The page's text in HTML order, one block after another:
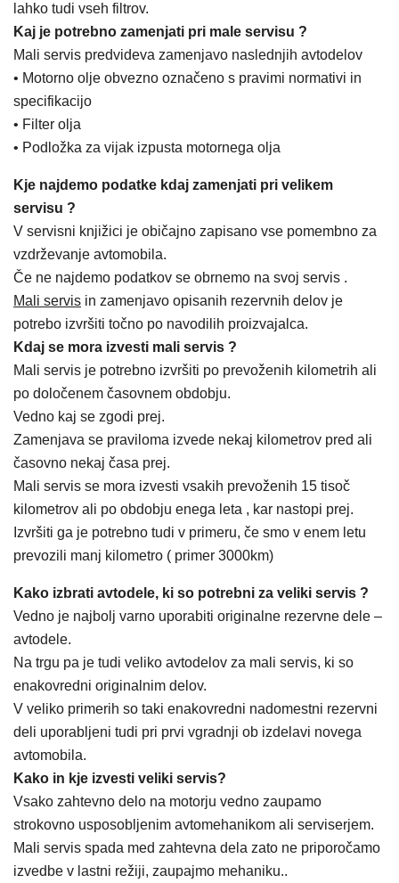
lahko tudi vseh filtrov.
Kaj je potrebno zamenjati pri male servisu ?
Mali servis predvideva zamenjavo naslednjih avtodelov
• Motorno olje obvezno označeno s pravimi normativi in
specifikacijo
• Filter olja
• Podložka za vijak izpusta motornega olja
Kje najdemo podatke kdaj zamenjati pri velikem
servisu ?
V servisni knjižici je običajno zapisano vse pomembno za
vzdrževanje avtomobila.
Če ne najdemo podatkov se obrnemo na svoj servis .
Mali servis in zamenjavo opisanih rezervnih delov je
potrebo izvršiti točno po navodilih proizvajalca.
Kdaj se mora izvesti mali servis ?
Mali servis je potrebno izvršiti po prevoženih kilometrih ali
po določenem časovnem obdobju.
Vedno kaj se zgodi prej.
Zamenjava se praviloma izvede nekaj kilometrov pred ali
časovno nekaj časa prej.
Mali servis se mora izvesti vsakih prevoženih 15 tisoč
kilometrov ali po obdobju enega leta , kar nastopi prej.
Izvršiti ga je potrebno tudi v primeru, če smo v enem letu
prevozili manj kilometro ( primer 3000km)
Kako izbrati avtodele, ki so potrebni za veliki servis ?
Vedno je najbolj varno uporabiti originalne rezervne dele –
avtodele.
Na trgu pa je tudi veliko avtodelov za mali servis, ki so
enakovredni originalnim delov.
V veliko primerih so taki enakovredni nadomestni rezervni
deli uporabljeni tudi pri prvi vgradnji ob izdelavi novega
avtomobila.
Kako in kje izvesti veliki servis?
Vsako zahtevno delo na motorju vedno zaupamo
strokovno usposobljenim avtomehanikom ali serviserjem.
Mali servis spada med zahtevna dela zato ne priporočamo
izvedbe v lastni režiji, zaupajmo mehaniku..